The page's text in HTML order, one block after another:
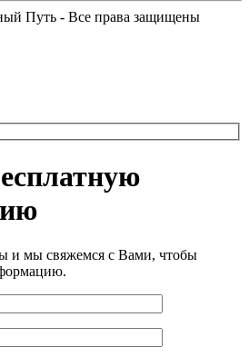
Путь - Все права защищены
и мы свяжемся с Вами, чтобы